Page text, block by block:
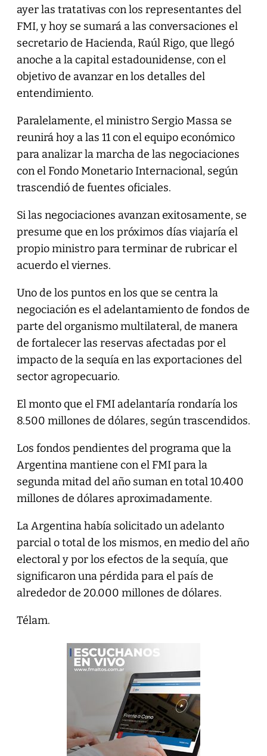
ayer las tratativas con los representantes del
FMI, y hoy se sumará a las conversaciones el
secretario de Hacienda, Raúl Rigo, que llegó
anoche a la capital estadounidense, con el
objetivo de avanzar en los detalles del
entendimiento.
Paralelamente, el ministro Sergio Massa se
reunirá hoy a las 11 con el equipo económico
para analizar la marcha de las negociaciones
con el Fondo Monetario Internacional, según
trascendió de fuentes oficiales.
Si las negociaciones avanzan exitosamente, se
presume que en los próximos días viajaría el
propio ministro para terminar de rubricar el
acuerdo el viernes.
Uno de los puntos en los que se centra la
negociación es el adelantamiento de fondos de
parte del organismo multilateral, de manera
de fortalecer las reservas afectadas por el
impacto de la sequía en las exportaciones del
sector agropecuario.
El monto que el FMI adelantaría rondaría los
8.500 millones de dólares, según trascendidos.
Los fondos pendientes del programa que la
Argentina mantiene con el FMI para la
segunda mitad del año suman en total 10.400
millones de dólares aproximadamente.
La Argentina había solicitado un adelanto
parcial o total de los mismos, en medio del año
electoral y por los efectos de la sequía, que
significaron una pérdida para el país de
alrededor de 20.000 millones de dólares.
Télam.